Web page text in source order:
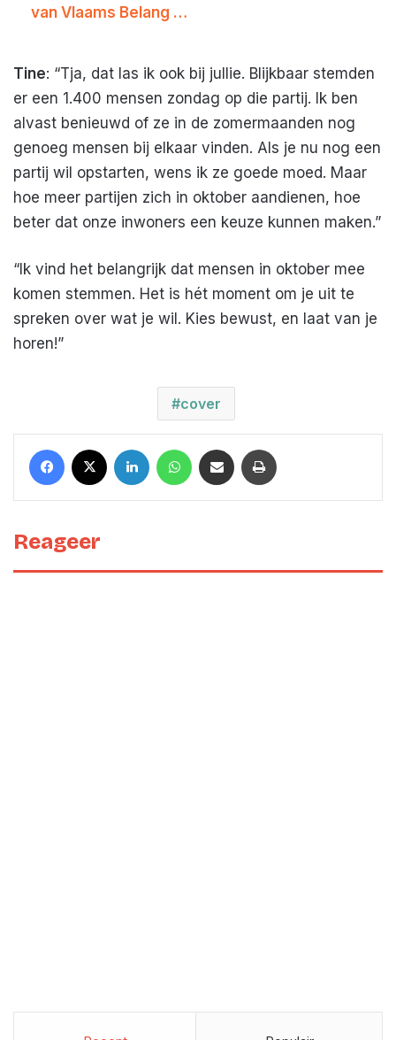
van Vlaams Belang …
Tine: “Tja, dat las ik ook bij jullie. Blijkbaar stemden
er een 1.400 mensen zondag op die partij. Ik ben
alvast benieuwd of ze in de zomermaanden nog
genoeg mensen bij elkaar vinden. Als je nu nog een
partij wil opstarten, wens ik ze goede moed. Maar
hoe meer partijen zich in oktober aandienen, hoe
beter dat onze inwoners een keuze kunnen maken.”
“Ik vind het belangrijk dat mensen in oktober mee
komen stemmen. Het is hét moment om je uit te
spreken over wat je wil. Kies bewust, en laat van je
horen!”
cover
Facebook LinkedIn WhatsAppDeel met een mail
Reageer